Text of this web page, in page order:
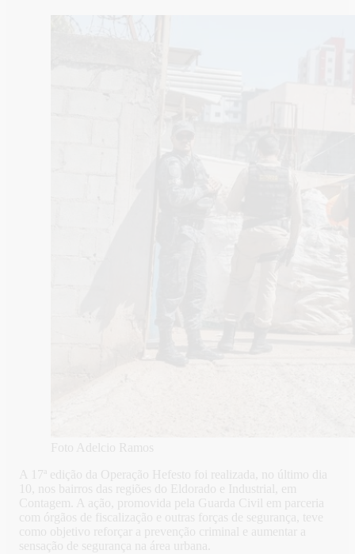
Foto Adelcio Ramos
A 17ª edição da Operação Hefesto foi realizada, no último dia
10, nos bairros das regiões do Eldorado e Industrial, em
Contagem. A ação, promovida pela Guarda Civil em parceria
com órgãos de fiscalização e outras forças de segurança, teve
como objetivo reforçar a prevenção criminal e aumentar a
sensação de segurança na área urbana.